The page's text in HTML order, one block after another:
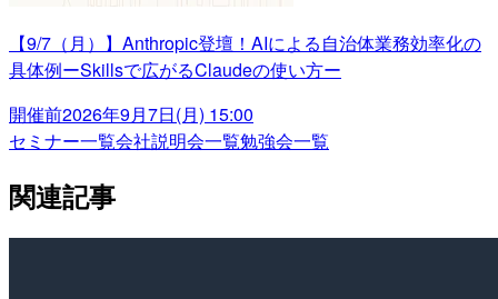
【9/7（月）】Anthropic登壇！AIによる自治体業務効率化の
具体例ーSkillsで広がるClaudeの使い方ー
開催前2026年9月7日(月) 15:00
セミナー一覧会社説明会一覧勉強会一覧
関連記事